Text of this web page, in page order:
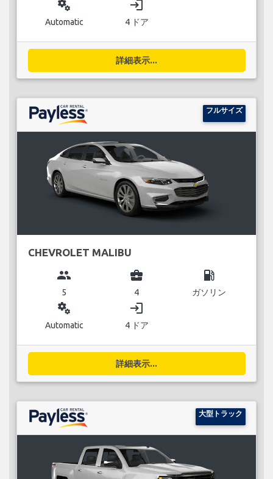
miscellaneous_services
Automatic
login
4 ドア
詳細表示...
フルサイズ
CHEVROLET MALIBU
group
5
business_center
4
local_gas_station
ガソリン
miscellaneous_services
Automatic
login
4 ドア
詳細表示...
大型トラック